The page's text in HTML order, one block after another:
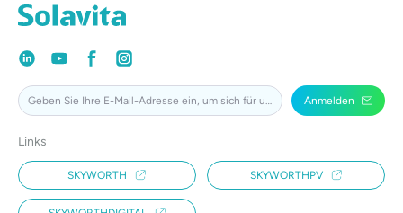
Links
SKYWORTH SKYWORTHPV
Anmelden